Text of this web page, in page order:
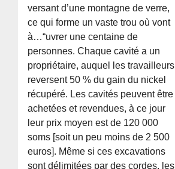
versant d’une montagne de verre,
ce qui forme un vaste trou où vont
à…“uvrer une centaine de
personnes. Chaque cavité a un
propriétaire, auquel les travailleurs
reversent 50 % du gain du nickel
récupéré. Les cavités peuvent être
achetées et revendues, à ce jour
leur prix moyen est de 120 000
soms [soit un peu moins de 2 500
euros]. Même si ces excavations
sont délimitées par des cordes, les